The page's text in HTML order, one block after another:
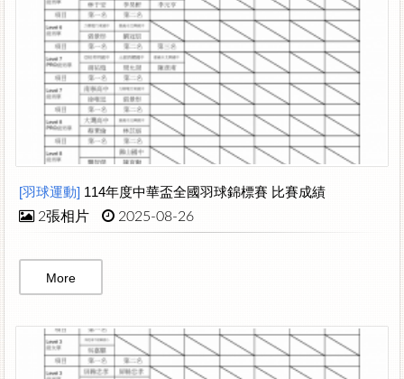
[羽球運動] 114年度中華盃全國羽球錦標賽 比賽成績
2張相片 2025-08-26
More